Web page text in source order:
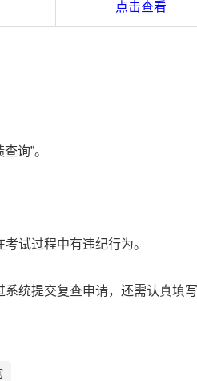
点击查看
询”。
试过程中有违纪行为。
统提交复查申请，还需认真填